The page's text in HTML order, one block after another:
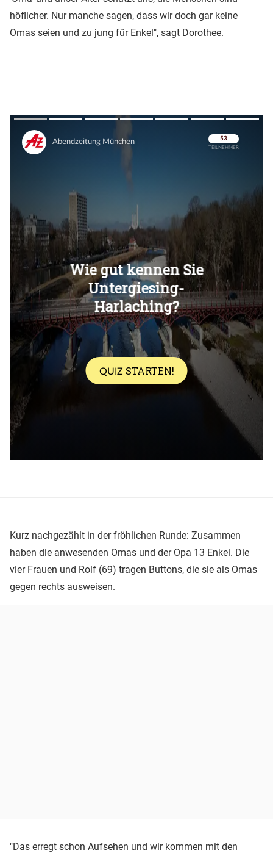
höflicher. Nur manche sagen, dass wir doch gar keine
Omas seien und zu jung für Enkel", sagt Dorothee.
Überspringen
Überspringen
Kurz nachgezählt in der fröhlichen Runde: Zusammen
haben die anwesenden Omas und der Opa 13 Enkel. Die
vier Frauen und Rolf (69) tragen Buttons, die sie als Omas
gegen rechts ausweisen.
"Das erregt schon Aufsehen und wir kommen mit den